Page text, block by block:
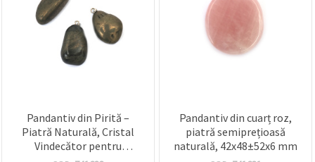
Pandantiv din Pirită –
Piatră Naturală, Cristal
Vindecător pentru
Pandantiv din cuarț roz,
piatră semiprețioasă
naturală, 42x48±52x6 mm